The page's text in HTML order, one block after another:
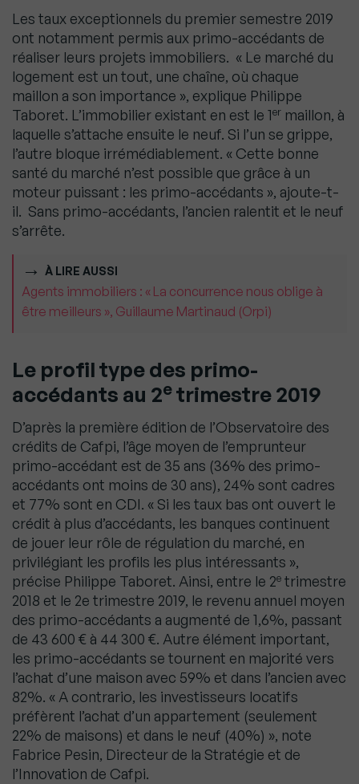
Les taux exceptionnels du premier semestre 2019
ont notamment permis aux primo-accédants de
réaliser leurs projets immobiliers. « Le marché du
logement est un tout, une chaîne, où chaque
maillon a son importance », explique Philippe
Taboret. L’immobilier existant en est le 1er maillon, à
laquelle s’attache ensuite le neuf. Si l’un se grippe,
l’autre bloque irrémédiablement. « Cette bonne
santé du marché n’est possible que grâce à un
moteur puissant : les primo-accédants », ajoute-t-
il. Sans primo-accédants, l’ancien ralentit et le neuf
s’arrête.
À LIRE AUSSI
Agents immobiliers : « La concurrence nous oblige à
être meilleurs », Guillaume Martinaud (Orpi)
Le profil type des primo-
accédants au 2e trimestre 2019
D’après la première édition de l’Observatoire des
crédits de Cafpi, l’âge moyen de l’emprunteur
primo-accédant est de 35 ans (36% des primo-
accédants ont moins de 30 ans), 24% sont cadres
et 77% sont en CDI. « Si les taux bas ont ouvert le
crédit à plus d’accédants, les banques continuent
de jouer leur rôle de régulation du marché, en
privilégiant les profils les plus intéressants »,
précise Philippe Taboret. Ainsi, entre le 2e trimestre
2018 et le 2e trimestre 2019, le revenu annuel moyen
des primo-accédants a augmenté de 1,6%, passant
de 43 600 € à 44 300 €. Autre élément important,
les primo-accédants se tournent en majorité vers
l’achat d’une maison avec 59% et dans l’ancien avec
82%. « A contrario, les investisseurs locatifs
préfèrent l’achat d’un appartement (seulement
22% de maisons) et dans le neuf (40%) », note
Fabrice Pesin, Directeur de la Stratégie et de
l’Innovation de Cafpi.